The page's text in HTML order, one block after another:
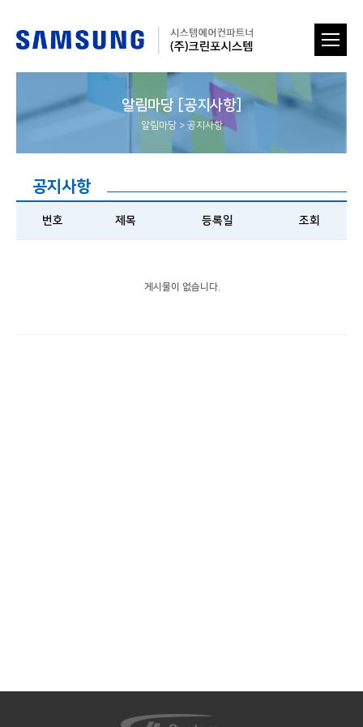
알림마당 [공지사항]
알림마당 > 공지사항
공지사항
번호 제목 등록일 조회
게시물이 없습니다.